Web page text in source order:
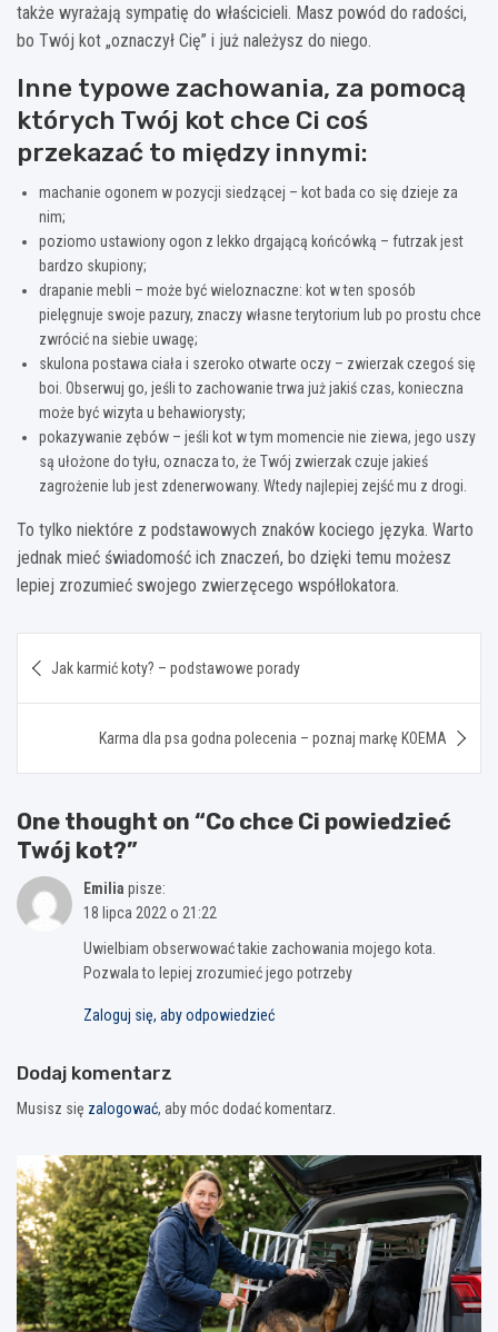
także wyrażają sympatię do właścicieli. Masz powód do radości,
bo Twój kot „oznaczył Cię” i już należysz do niego.
Inne typowe zachowania, za pomocą
których Twój kot chce Ci coś
przekazać to między innymi:
machanie ogonem w pozycji siedzącej – kot bada co się dzieje za
nim;
poziomo ustawiony ogon z lekko drgającą końcówką – futrzak jest
bardzo skupiony;
drapanie mebli – może być wieloznaczne: kot w ten sposób
pielęgnuje swoje pazury, znaczy własne terytorium lub po prostu chce
zwrócić na siebie uwagę;
skulona postawa ciała i szeroko otwarte oczy – zwierzak czegoś się
boi. Obserwuj go, jeśli to zachowanie trwa już jakiś czas, konieczna
może być wizyta u behawiorysty;
pokazywanie zębów – jeśli kot w tym momencie nie ziewa, jego uszy
są ułożone do tyłu, oznacza to, że Twój zwierzak czuje jakieś
zagrożenie lub jest zdenerwowany. Wtedy najlepiej zejść mu z drogi.
To tylko niektóre z podstawowych znaków kociego języka. Warto
jednak mieć świadomość ich znaczeń, bo dzięki temu możesz
lepiej zrozumieć swojego zwierzęcego współlokatora.
wpisu
Jak karmić koty? – podstawowe porady
Karma dla psa godna polecenia – poznaj markę KOEMA
One thought on “Co chce Ci powiedzieć
Twój kot?”
Emilia pisze:
18 lipca 2022 o 21:22
Uwielbiam obserwować takie zachowania mojego kota.
Pozwala to lepiej zrozumieć jego potrzeby
Zaloguj się, aby odpowiedzieć
Dodaj komentarz
Musisz się zalogować, aby móc dodać komentarz.